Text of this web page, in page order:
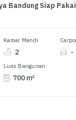
Bandung Siap
Kamar Mandi
2 -
Luas Bangunan
700 m²